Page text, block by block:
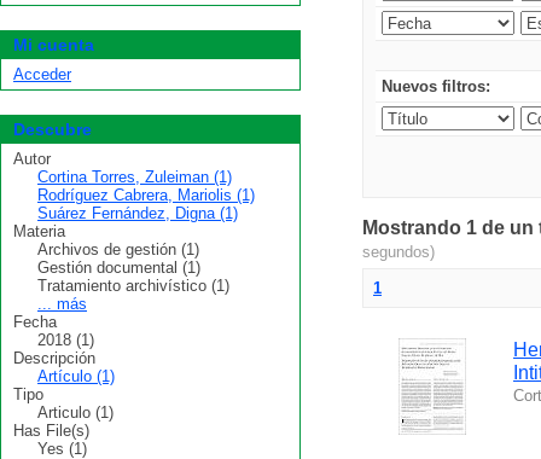
Nuevos filtros:
Mostrando 1 de
segundos)
1
Mi cuenta
Acceder
Descubre
Autor
Cortina Torres, Zuleiman (1)
Rodríguez Cabrera, Mariolis (1)
Suárez Fernández, Digna (1)
Materia
Archivos de gestión (1)
Gestión documental (1)
Tratamiento archivístico (1)
... más
Fecha
2018 (1)
Descripción
Artículo (1)
Tipo
Articulo (1)
Has File(s)
Yes (1)